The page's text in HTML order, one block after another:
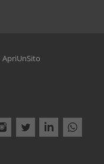
ApriUnSito